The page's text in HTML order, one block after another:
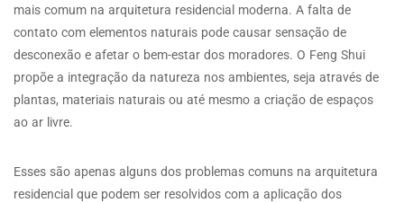
mais comum na arquitetura residencial moderna. A falta de
contato com elementos naturais pode causar sensação de
desconexão e afetar o bem-estar dos moradores. O Feng Shui
propõe a integração da natureza nos ambientes, seja através de
plantas, materiais naturais ou até mesmo a criação de espaços
ao ar livre.
Esses são apenas alguns dos problemas comuns na arquitetura
residencial que podem ser resolvidos com a aplicação dos